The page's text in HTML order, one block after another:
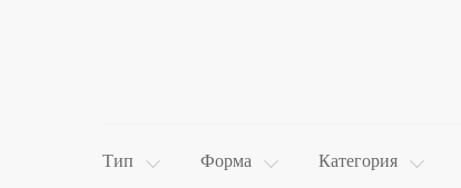
Тип Форма Категория